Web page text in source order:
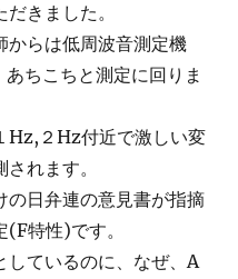
きました。
からは低周波音測定機
ちこちと測定に回りま
Hz,２Hz付近で激しい変
れます。
の日弁連の意見書が指摘
特性)です。
しているのに、なぜ、A